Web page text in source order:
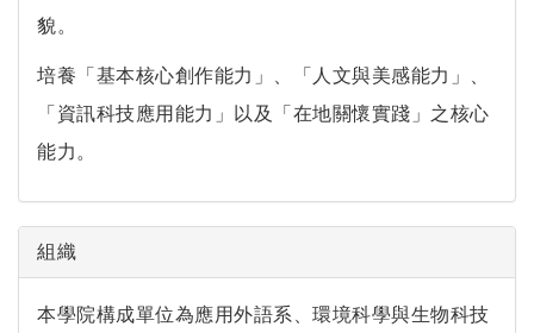
貌。
培養「基本核心創作能力」、「人文與美感能力」、
「資訊科技應用能力」以及「在地關懷實踐」之核心
能力。
組織
本學院構成單位為應用外語系、環境科學與生物科技